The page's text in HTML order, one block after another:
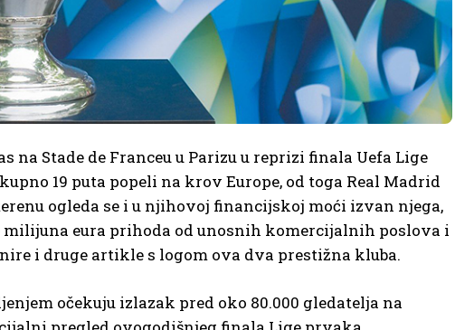
Stade de Franceu u Parizu u reprizi finala Uefa Lige
19 puta popeli na krov Europe, od toga Real Madrid
ogleda se i u njihovoj financijskoj moći izvan njega,
eura prihoda od unosnih komercijalnih poslova i
i druge artikle s logom ova dva prestižna kluba.
očekuju izlazak pred oko 80.000 gledatelja na